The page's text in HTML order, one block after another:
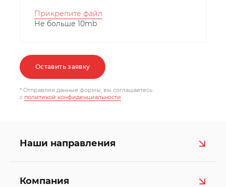
Прикрепите файл
Не больше 10mb
Оставить заявку
* Отправляя данные формы, вы соглашаетесь
c политикой конфиденциальности
Наши направления
Компания